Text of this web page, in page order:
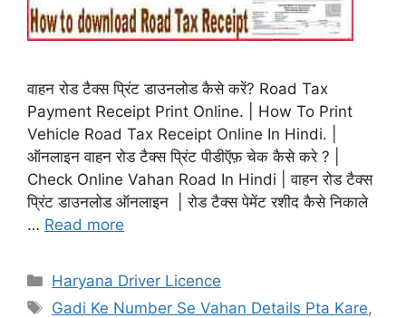
वाहन रोड टैक्स प्रिंट डाउनलोड कैसे करें? Road Tax
Payment Receipt Print Online. | How To Print
Vehicle Road Tax Receipt Online In Hindi. |
ऑनलाइन वाहन रोड टैक्स प्रिंट पीडीऍफ़ चेक कैसे करे ? |
Check Online Vahan Road In Hindi | वाहन रोड टैक्स
प्रिंट डाउनलोड ऑनलाइन | रोड टैक्स पेमेंट रशीद कैसे निकाले
… Read more
Categories
Haryana Driver Licence
Tags
Gadi Ke Number Se Vahan Details Pta Kare,